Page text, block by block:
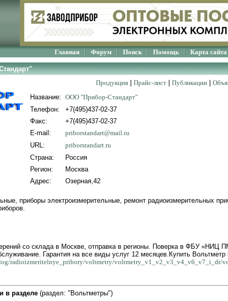
Главная Форум Поиск Помощь Карта сайта
Продукция
Прайс-лист Публикации
Название: ООО "Прибор-Стандарт"
Телефон:
+7(495)437-02-37
Факс:
+7(495)437-02-37
E-mail:
priborstandart@mail.ru
URL:
priborstandart.ru
Страна:
Россия
Регион:
Москва
Адрес:
Озерная,42
приборы электроизмерительные, ремонт радиоизмерительных
со склада в Москве, отправка в регионы. Поверка в ФБУ
Гарантия на все виды услуг 12 месяцев.Купить
radioizmeritelnye_pribory/voltmetry/voltmetry_v1_v2_v3_v4_v6_v7_i_dr/
в разделе (раздел: "Вольтметры")